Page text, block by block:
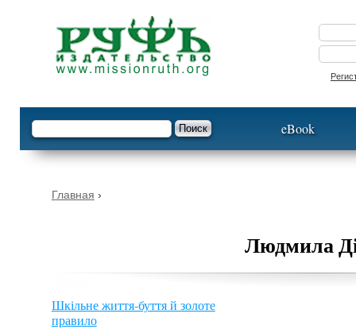
Форма поиска
Поиск eBook
Вы здесь
Главная ›
Людмила
Шкільне життя-буття й золоте
правило